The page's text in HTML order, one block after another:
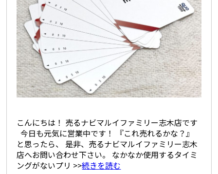
こんにちは！ 売るナビマルイファミリー志木店です
今日も元気に営業中です！ 『これ売れるかな？』
と思ったら、 是非、売るナビマルイファミリー志木
店へお問い合わせ下さい。 なかなか使用するタイミ
ングがないプリ >>続きを読む